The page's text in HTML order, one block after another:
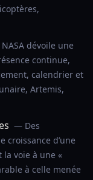
dévoile une
continue,
calendrier et
Artemis,
— Des
croissance d’une
voie à une «
à celle menée